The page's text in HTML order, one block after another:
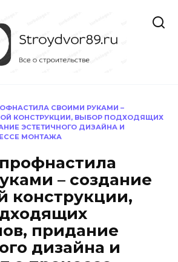
СВОИМИ РУКАМИ –
КОНСТРУКЦИИ, ВЫБОР ПОДХОДЯЩИХ
ЭСТЕТИЧНОГО ДИЗАЙНА И
МОНТАЖА
– создание
конструкции,
придание
дизайна и